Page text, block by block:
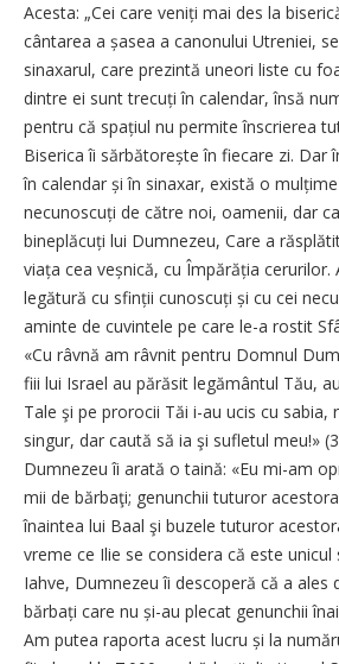
Acesta: „Cei care veniți mai des la
cântarea a șasea a canonului Utreniei,
sinaxarul, care prezintă uneori liste cu
dintre ei sunt trecuți în calendar, însă
pentru că spațiul nu permite înscrierea
Biserica îi sărbătorește în fiecare zi. Dar
în calendar și în sinaxar, există o
necunoscuți de către noi, oamenii, dar
bineplăcuți lui Dumnezeu, Care a
viața cea veșnică, cu Împărăția cerurilor.
legătură cu sfinții cunoscuți și cu cei
aminte de cuvintele pe care le-a rostit
«Cu râvnă am râvnit pentru Domnul
fiii lui Israel au părăsit legământul Tău,
Tale şi pe prorocii Tăi i-au ucis cu sabia,
singur, dar caută să ia şi sufletul meu!»
Dumnezeu îi arată o taină: «Eu mi-am
mii de bărbaţi; genunchii tuturor
înaintea lui Baal şi buzele tuturor
vreme ce Ilie se considera că este
Iahve, Dumnezeu îi descoperă că a ales
bărbați care nu și-au plecat genunchii
Am putea raporta acest lucru și la